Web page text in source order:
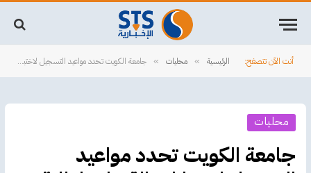
أنت الآن تتصفح: الرئيسية » محليات » جامعة الكويت تحدد مواعيد التسجيل لاختبارات القدرات لطلبة الثانوية
محليات
جامعة الكويت تحدد مواعيد